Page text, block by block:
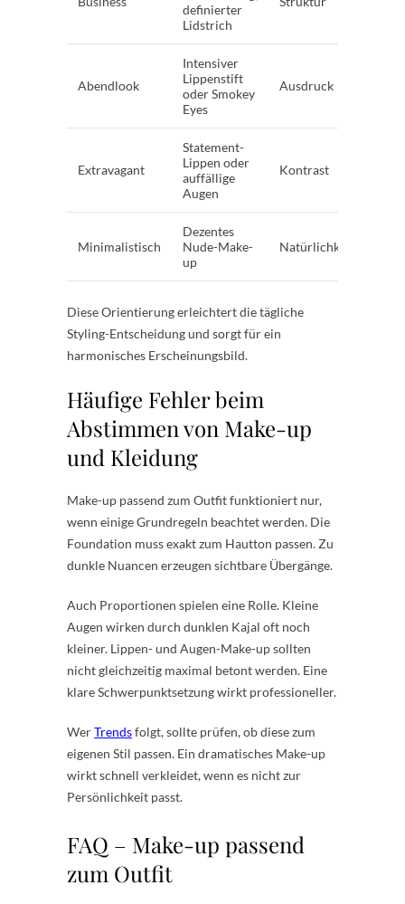
definierter
Lidstrich
Abendlook
Intensiver
Lippenstift
oder Smokey
Eyes
Ausdruck
Extravagant
Statement-
Lippen oder
auffällige
Augen
Kontrast
Minimalistisch
Dezentes
Nude-Make-
up
Natürlichkeit
Diese Orientierung erleichtert die tägliche
Styling-Entscheidung und sorgt für ein
harmonisches Erscheinungsbild.
Häufige Fehler beim
Abstimmen von Make-up
und Kleidung
Make-up passend zum Outfit funktioniert nur,
wenn einige Grundregeln beachtet werden. Die
Foundation muss exakt zum Hautton passen. Zu
dunkle Nuancen erzeugen sichtbare Übergänge.
Auch Proportionen spielen eine Rolle. Kleine
Augen wirken durch dunklen Kajal oft noch
kleiner. Lippen- und Augen-Make-up sollten
nicht gleichzeitig maximal betont werden. Eine
klare Schwerpunktsetzung wirkt professioneller.
WerTrendsfolgt, sollte prüfen, ob diese zum
eigenen Stil passen. Ein dramatisches Make-up
wirkt schnell verkleidet, wenn es nicht zur
Persönlichkeit passt.
FAQ – Make-up passend
zum Outfit